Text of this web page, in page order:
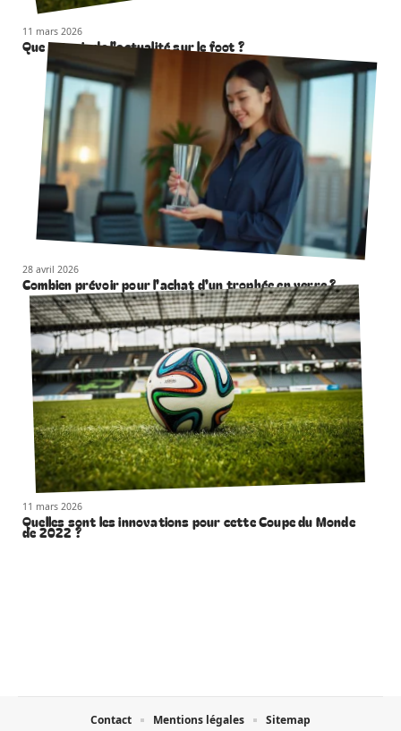
11 mars 2026
Que retenir de l’actualité sur le foot ?
28 avril 2026
Combien prévoir pour l’achat d’un trophée en verre ?
11 mars 2026
Quelles sont les innovations pour cette Coupe du Monde
de 2022 ?
Contact Mentions légales Sitemap